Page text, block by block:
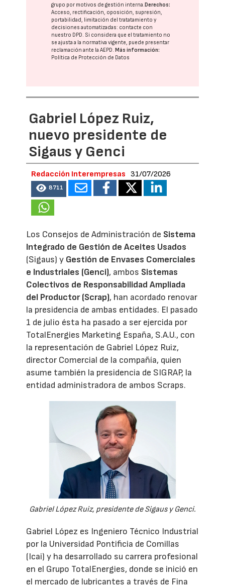
grupo por motivos de gestión interna. Derechos:
Acceso, rectificación, oposición, supresión,
portabilidad, limitación del tratatamiento y
decisiones automatizadas: contacte con
nuestro DPD. Si considera que el tratamiento no
se ajusta a la normativa vigente, puede presentar
reclamación ante laAEPD. Más información:
Política de Protección de Datos
Gabriel López Ruiz,
nuevo presidente de
Sigaus y Genci
Redacción Interempresas 31/07/2026
8711
Los Consejos de Administración de Sistema
Integrado de Gestión de Aceites Usados
(Sigaus) y Gestión de Envases Comerciales
e Industriales (Genci), ambos Sistemas
Colectivos de Responsabilidad Ampliada
del Productor (Scrap), han acordado renovar
la presidencia de ambas entidades. El pasado
1 de julio ésta ha pasado a ser ejercida por
TotalEnergies Marketing España, S.A.U., con
la representación de Gabriel López Ruiz,
director Comercial de la compañía, quien
asume también la presidencia de SIGRAP, la
entidad administradora de ambos Scraps.
Gabriel López Ruiz, presidente de Sigaus y Genci.
Gabriel López es Ingeniero Técnico Industrial
por la Universidad Pontificia de Comillas
(Icai) y ha desarrollado su carrera profesional
en el Grupo TotalEnergies, donde se inició en
el mercado de lubricantes a través de Fina